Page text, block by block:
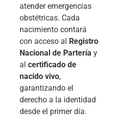
atender emergencias
obstétricas. Cada
nacimiento contará
con acceso al
Registro
Nacional de Partería y
al certificado de
nacido vivo,
garantizando el
derecho a la identidad
desde el primer día.